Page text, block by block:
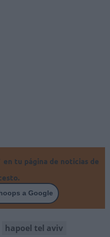
en tu página de noticias de
a Google
hapoel tel aviv